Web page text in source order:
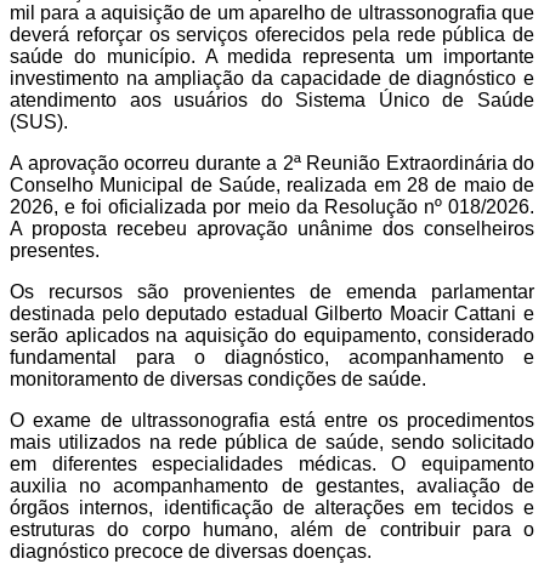
mil para a aquisição de um aparelho de ultrassonografia que
deverá reforçar os serviços oferecidos pela rede pública de
saúde do município. A medida representa um importante
investimento na ampliação da capacidade de diagnóstico e
atendimento aos usuários do Sistema Único de Saúde
(SUS).
A aprovação ocorreu durante a 2ª Reunião Extraordinária do
Conselho Municipal de Saúde, realizada em 28 de maio de
2026, e foi oficializada por meio da Resolução nº 018/2026.
A proposta recebeu aprovação unânime dos conselheiros
presentes.
Os recursos são provenientes de emenda parlamentar
destinada pelo deputado estadual Gilberto Moacir Cattani e
serão aplicados na aquisição do equipamento, considerado
fundamental para o diagnóstico, acompanhamento e
monitoramento de diversas condições de saúde.
O exame de ultrassonografia está entre os procedimentos
mais utilizados na rede pública de saúde, sendo solicitado
em diferentes especialidades médicas. O equipamento
auxilia no acompanhamento de gestantes, avaliação de
órgãos internos, identificação de alterações em tecidos e
estruturas do corpo humano, além de contribuir para o
diagnóstico precoce de diversas doenças.